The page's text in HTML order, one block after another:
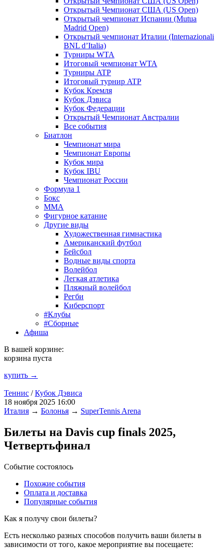
Открытый Чемпионат США (US Open)
Открытый чемпионат Испании (Mutua
Madrid Open)
Открытый чемпионат Италии (Internazionali
BNL d’Italia)
Турниры WTA
Итоговый чемпионат WTA
Турниры ATP
Итоговый турнир ATP
Кубок Кремля
Кубок Дэвиса
Кубок Федерации
Открытый Чемпионат Австралии
Все события
Биатлон
Чемпионат мира
Чемпионат Европы
Кубок мира
Кубок IBU
Чемпионат России
Формула 1
Бокс
MMA
Фигурное катание
Другие виды
Художественная гимнастика
Американский футбол
Бейсбол
Водные виды спорта
Волейбол
Легкая атлетика
Пляжный волейбол
Регби
Киберспорт
#Клубы
#Сборные
Афиша
В вашей корзине:
корзина пуста
купить →
Теннис /Кубок Дэвиса
18 ноября 2025 16:00
Италия → Болонья → SuperTennis Arena
Билеты на Davis cup finals 2025,
Четвертьфинал
Событие состоялось
Похожие события
Оплата и доставка
Популярные события
Как я получу свои билеты?
Есть несколько разных способов получить ваши билеты в
зависимости от того, какое мероприятие вы посещаете: